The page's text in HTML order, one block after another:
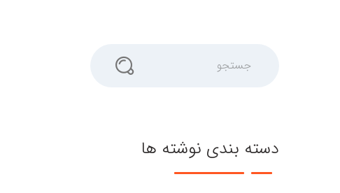
دسته بندی نوشته ها